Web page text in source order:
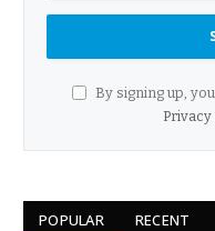
By signing up,
Privacy
POPULAR RECENT